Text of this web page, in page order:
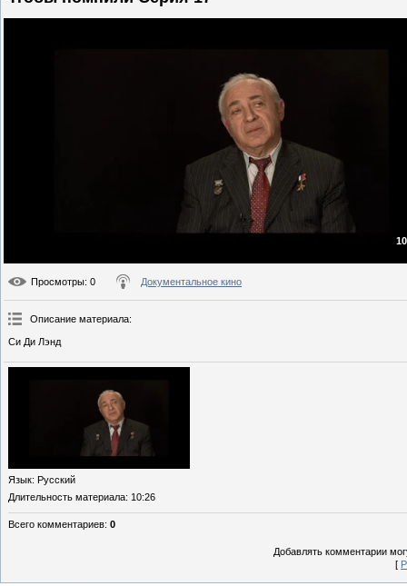
Просмотры: 0 Документальное кино
Описание материала:
Си Ди Лэнд
Язык: Русский
Длительность материала: 10:26
Всего комментариев: 0
Добавлять комментарии
[